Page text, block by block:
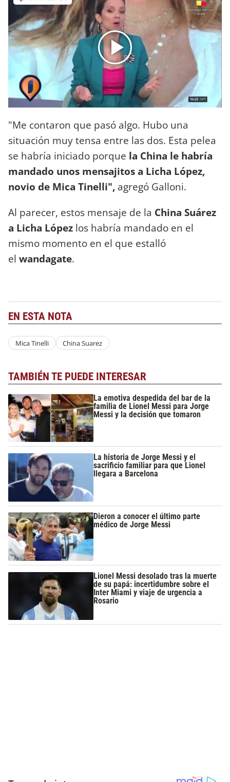
"Me contaron que pasó algo. Hubo una
situación muy tensa entre las dos. Esta pelea
se habría iniciado porque la China le habría
mandado unos mensajitos a Licha López,
novio de Mica Tinelli", agregó Galloni.
Al parecer, estos mensaje de la China Suárez
a Licha López los habría mandado en el
mismo momento en el que estalló
el wandagate.
EN ESTA NOTA
Mica Tinelli China Suarez
TAMBIÉN TE PUEDE INTERESAR
La emotiva despedida del bar de la
familia de Lionel Messi para Jorge
Messi y la decisión que tomaron
La historia de Jorge Messi y el
sacrificio familiar para que Lionel
llegara a Barcelona
Dieron a conocer el último parte
médico de Jorge Messi
Lionel Messi desolado tras la muerte
de su papá: incertidumbre sobre el
Inter Miami y viaje de urgencia a
Rosario